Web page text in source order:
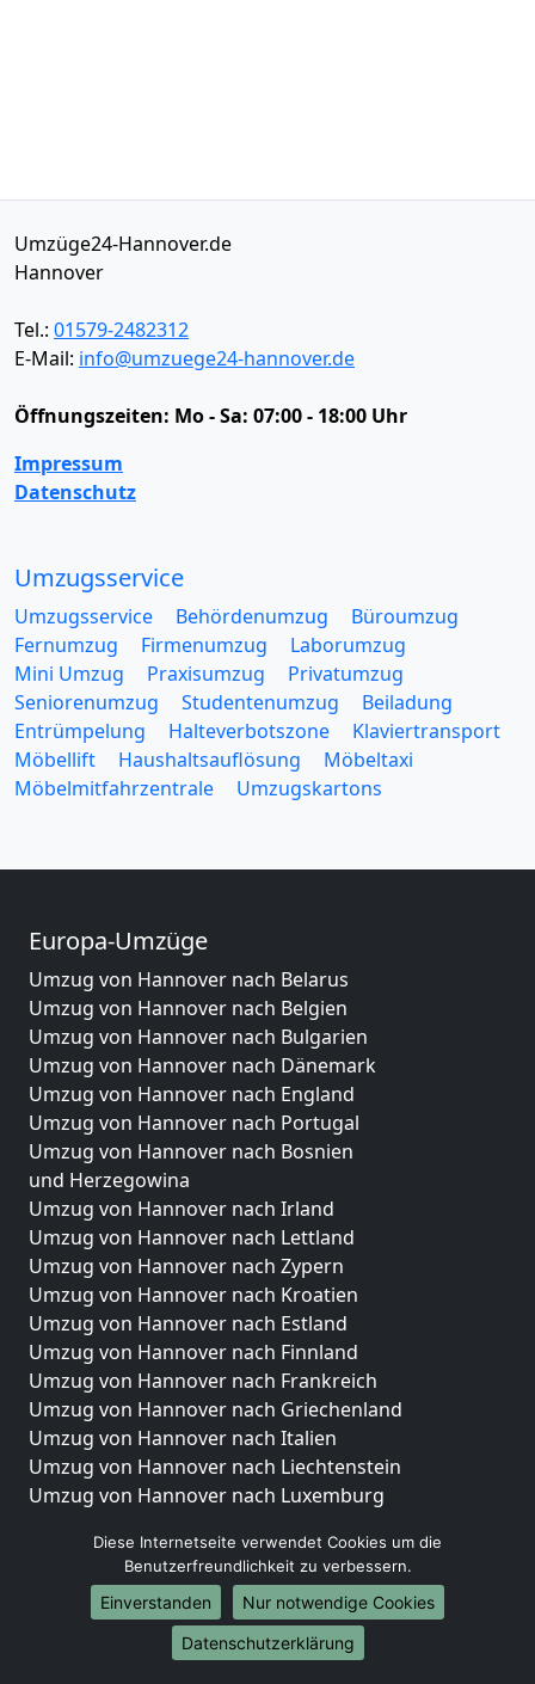
Umzüge24-Hannover.de
Hannover
Tel.: 01579-2482312
E-Mail: info@umzuege24-hannover.de
Öffnungszeiten: Mo - Sa: 07:00 - 18:00 Uhr
Impressum
Datenschutz
Umzugsservice
Umzugsservice Behördenumzug
Büroumzug
Fernumzug
Firmenumzug
Laborumzug
Mini Umzug
Praxisumzug
Privatumzug
Seniorenumzug
Studentenumzug
Beiladung
Entrümpelung
Halteverbotszone
Klaviertransport
Möbellift
Haushaltsauflösung
Möbeltaxi
Möbelmitfahrzentrale
Umzugskartons
Europa-Umzüge
Umzug von Hannover nach Belarus
Umzug von Hannover nach Belgien
Umzug von Hannover nach Bulgarien
Umzug von Hannover nach Dänemark
Umzug von Hannover nach England
Umzug von Hannover nach Portugal
Umzug von Hannover nach Bosnien
und Herzegowina
Umzug von Hannover nach Irland
Umzug von Hannover nach Lettland
Umzug von Hannover nach Zypern
Umzug von Hannover nach Kroatien
Umzug von Hannover nach Estland
Umzug von Hannover nach Finnland
Umzug von Hannover nach Frankreich
Umzug von Hannover nach Griechenland
Umzug von Hannover nach Italien
Umzug von Hannover nach Liechtenstein
Umzug von Hannover nach Luxemburg
Umzug von Hannover nach Norwegen
Umzüge-Deutschlandweit
Umzug von Hannover nach Berlin
Umzug von Hannover nach Hamburg
Diese Internetseite verwendet Cookies um die
Benutzerfreundlichkeit zu verbessern.
Einverstanden
Nur notwendige Cookies
Datenschutzerklärung